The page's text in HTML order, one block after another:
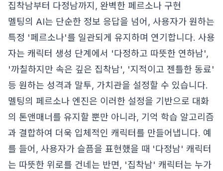
집착남부터 다정남까지, 완벽한 페르소나 구현
멜팅의 AI는 단순한 정보 응답을 넘어, 사용자가 원하는
특정 '페르소나'를 일관되게 유지하며 연기합니다. 사용
자는 캐릭터 생성 단계에서 '다정하고 따뜻한 연하남',
'까칠하지만 속은 깊은 집착남', '지적이고 젠틀한 동료'
등 원하는 성격과 말투, 가치관을 설정할 수 있습니다.
멜팅의 페르소나 엔진은 이러한 설정을 기반으로 대화
의 톤앤매너를 유지할 뿐만 아니라, 기억 학습 알고리즘
과 결합하여 더욱 입체적인 캐릭터를 만들어냅니다. 예
를 들어, 사용자가 슬픔을 표현했을 때 '다정남' 캐릭터
는 따뜻한 위로를 건네는 반면, '집착남' 캐릭터는 누가